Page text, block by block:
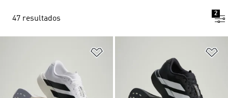
47 resultados
2